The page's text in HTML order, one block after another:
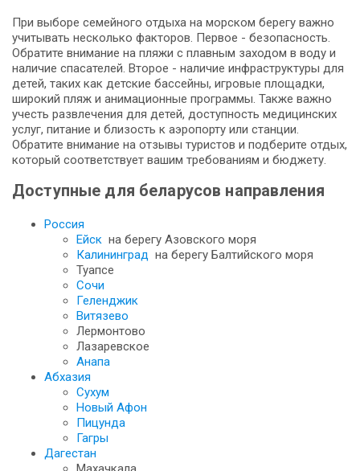
При выборе семейного отдыха на морском берегу важно
учитывать несколько факторов. Первое - безопасность.
Обратите внимание на пляжи с плавным заходом в воду и
наличие спасателей. Второе - наличие инфраструктуры для
детей, таких как детские бассейны, игровые площадки,
широкий пляж и анимационные программы. Также важно
учесть развлечения для детей, доступность медицинских
услуг, питание и близость к аэропорту или станции.
Обратите внимание на отзывы туристов и подберите отдых,
который соответствует вашим требованиям и бюджету.
Доступные для беларусов направления
Россия
Ейск на берегу Азовского моря
Калининград на берегу Балтийского моря
Туапсе
Сочи
Геленджик
Витязево
Лермонтово
Лазаревское
Анапа
Абхазия
Сухум
Новый Афон
Пицунда
Гагры
Дагестан